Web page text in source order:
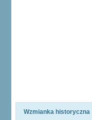
Wzmianka historyczna